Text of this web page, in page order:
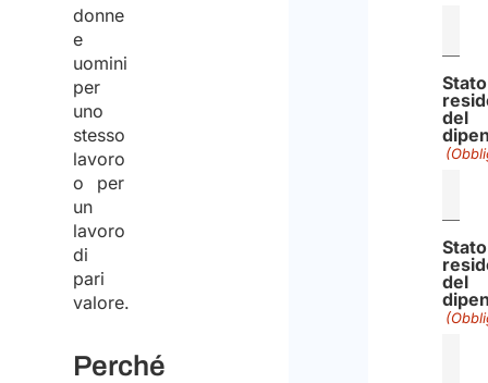
donne
e
uomini
per
uno
stesso
lavoro
o per
un
lavoro
di
pari
valore.
Perché
del
del